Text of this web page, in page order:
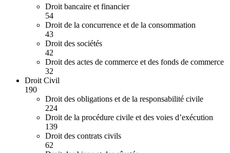
Droit bancaire et financier
54
Droit de la concurrence et de la consommation
43
Droit des sociétés
42
Droit des actes de commerce et des fonds de commerce
32
Droit Civil
190
Droit des obligations et de la responsabilité civile
224
Droit de la procédure civile et des voies d’exécution
139
Droit des contrats civils
62